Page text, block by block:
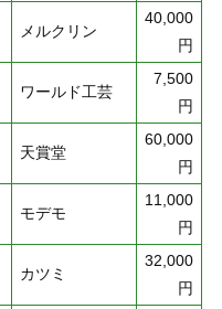
メルクリン
40,000
円
ワールド工芸
7,500
円
天賞堂
60,000
円
モデモ
11,000
円
カツミ
32,000
円